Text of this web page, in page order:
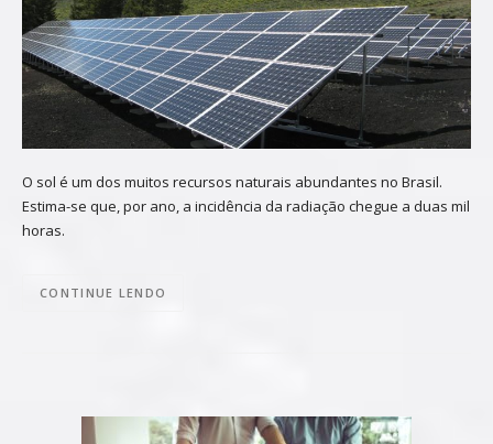
O sol é um dos muitos recursos naturais abundantes no Brasil.
Estima-se que, por ano, a incidência da radiação chegue a duas mil
horas.
CONTINUE LENDO